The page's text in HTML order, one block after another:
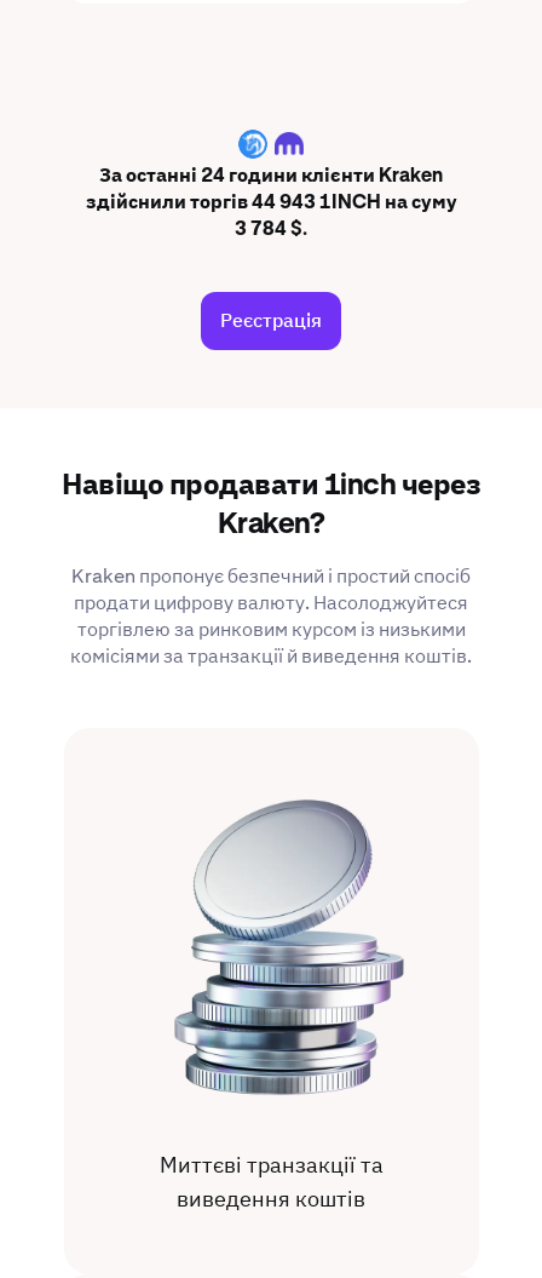
1INCH
За останні 24 години клієнти Kraken
здійснили торгів 44 943 1INCH на суму
3 784 $.
Реєстрація
Навіщо продавати 1inch через
Kraken?
Kraken пропонує безпечний і простий спосіб
продати цифрову валюту. Насолоджуйтеся
торгівлею за ринковим курсом із низькими
комісіями за транзакції й виведення коштів.
Миттєві транзакції та
виведення коштів